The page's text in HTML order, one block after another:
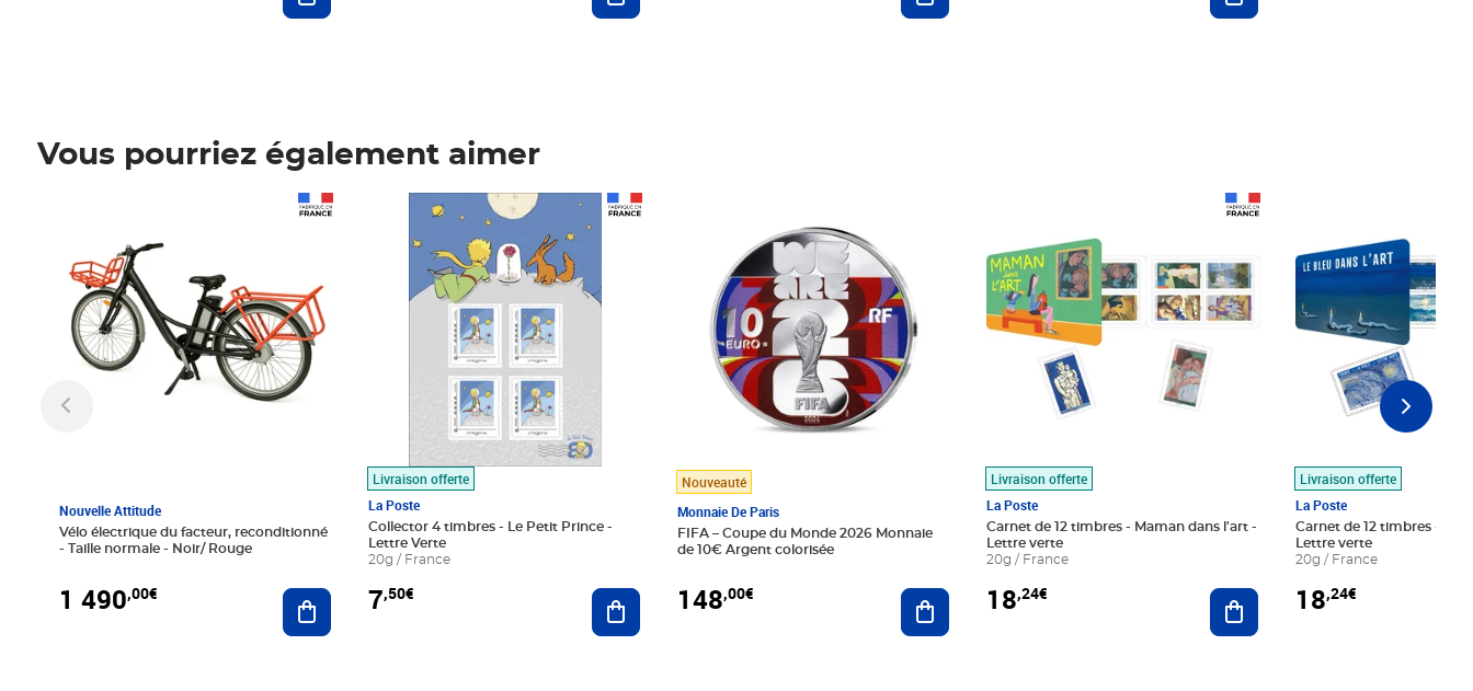
Vous pourriez également aimer
Nouvelle Attitude
Vélo électrique du facteur, reconditionné
- Taille normale - Noir/ Rouge
1 490,00€ Ajouter au panier
Livraison offerte
La Poste
Collector 4 timbres - Le Petit Prince -
Lettre Verte
20g / France
7,50€
Prix 7,50€
Ajouter au panier
Nouveauté
Monnaie De Paris
FIFA – Coupe du Monde 2026 Monnaie
de 10€ Argent colorisée
148,00€ Ajouter au panier
Livraison offerte
La Poste
Carnet de 12 timbres - Maman dans l'art -
Lettre verte
20g / France
18,24€ Ajouter au panier
Livraison offerte
La Poste
Carnet de 12 timbres - Le
Lettre verte
20g / France
18,24€